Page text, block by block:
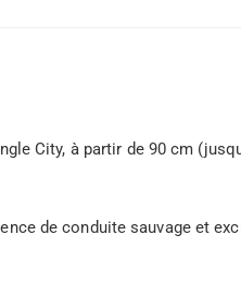
City, à partir de 90 cm
de conduite sauvage et